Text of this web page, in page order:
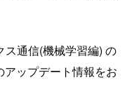
ス通信(機械学習編) の
ップデート情報をお